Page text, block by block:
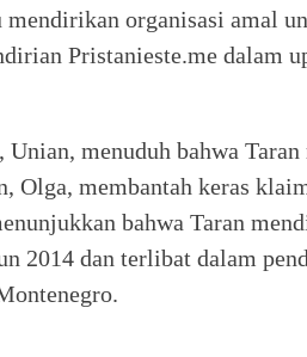
organisasi amal
Pristanieste.me dalam
menuduh bahwa
Olga, membantah keras
bahwa Taran
2014 dan terlibat dalam